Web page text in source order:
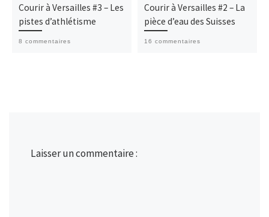
Courir à Versailles #3 – Les
pistes d’athlétisme
8 commentaires
Courir à Versailles #2 – La
pièce d’eau des Suisses
16 commentaires
Laisser un commentaire :